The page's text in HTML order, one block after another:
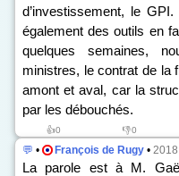
d’investissement, le
également des outils en
quelques semaines,
ministres, le contrat de la
amont et aval, car la
par les débouchés.
👍0 👎0
💬 • François de Rugy •
La parole est à M.